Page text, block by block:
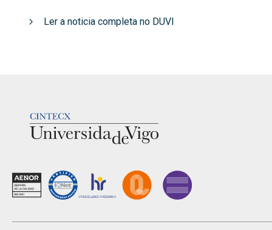
Ler a noticia completa no DUVI